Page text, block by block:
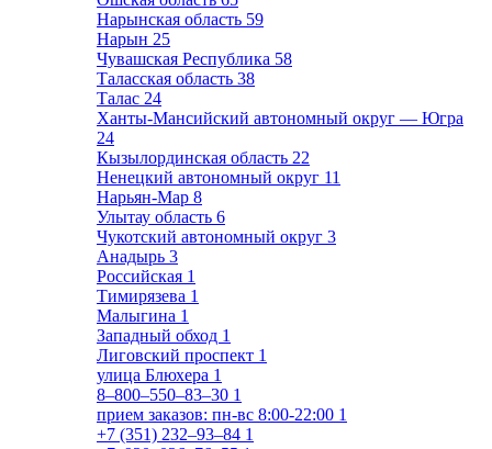
Нарынская область 59
Нарын 25
Чувашская Республика 58
Таласская область 38
Талас 24
Ханты-Мансийский автономный округ — Югра
24
Кызылординская область 22
Ненецкий автономный округ 11
Нарьян-Мар 8
Улытау область 6
Чукотский автономный округ 3
Анадырь 3
Российская 1
Тимирязева 1
Малыгина 1
Западный обход 1
Лиговский проспект 1
улица Блюхера 1
8‒800‒550‒83‒30 1
прием заказов: пн-вс 8:00-22:00 1
+7 (351) 232‒93‒84 1